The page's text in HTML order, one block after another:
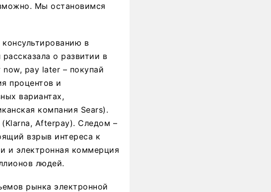
Мы остановимся
в
о развитии в
pay later – покупай
процентов и
вариантах,
компания Sears).
Afterpay). Следом –
взрыв интереса к
и электронная коммерция
людей.
рынка электронной